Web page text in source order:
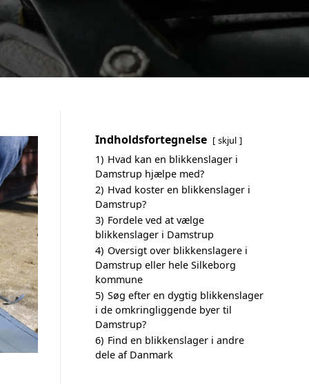
Indholdsfortegnelse skjul
1) Hvad kan en blikkenslager i
Damstrup hjælpe med?
2) Hvad koster en blikkenslager i
Damstrup?
3) Fordele ved at vælge
blikkenslager i Damstrup
4) Oversigt over blikkenslagere i
Damstrup eller hele Silkeborg
kommune
5) Søg efter en dygtig blikkenslager
i de omkringliggende byer til
Damstrup?
6) Find en blikkenslager i andre
dele af Danmark